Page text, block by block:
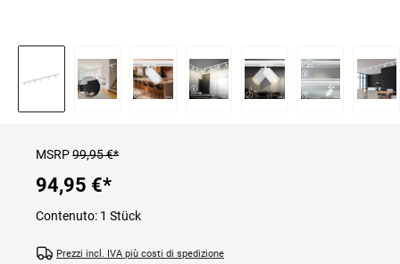
MSRP99,95 €*
94,95 €*
Contenuto: 1 Stück
Prezzi incl. IVA più costi di spedizione